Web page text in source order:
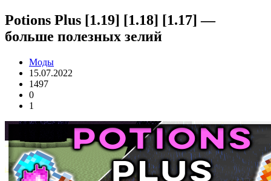
Potions Plus [1.19] [1.18] [1.17] —
больше полезных зелий
Моды
15.07.2022
1497
0
1